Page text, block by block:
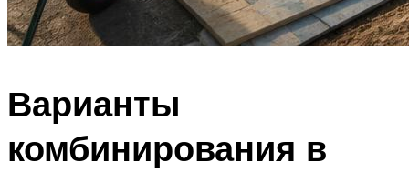
Варианты
комбинирования в